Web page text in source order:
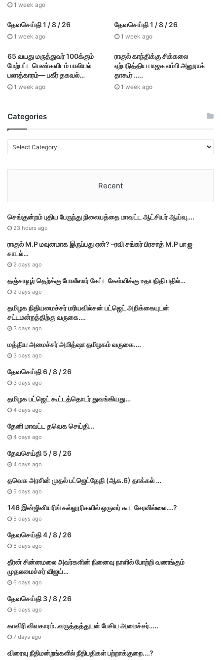
1 week ago
தேவசெய்தி 1 / 8 / 26
1 week ago
தேவசெய்தி 1 / 8 / 26
1 week ago
65 வயது மருத்துவர் 100க்கும்
மேற்பட்ட பெண்களிடம் பாலியல்
பலாத்காரம்— பகீர் தகவல்…
1 week ago
ராகுல் காந்திக்கு சிக்கலை
ஏற்படுத்திய பாஜக எம்பி அனுராக்
தாகூர் …..
1 week ago
Categories
a
i
e
Recent
செங்குன்றம் புதிய பேருந்து நிலையத்தை மாவட்ட ஆட்சியர் ஆய்வு….
23 hours ago
ராகுல் M.P மவுனமாக இருப்பது ஏன்? –ரவி சங்கர் பிரசாத் M.P பா ஜ
சாடல்…
2 days ago
தஞ்சாவூர் தெற்க்கு போலீஸார் கேட்ட கேள்விக்கு உதயநிதி பதில்…
2 days ago
தமி​ழ​க நிதியமைச்சர் மரியவில்சன் பட்ஜெட் அறிக்கையுடன்
சட்டமன்றத்திற்கு வருகை….
3 days ago
மத்திய அமைச்சர் அமித்ஷா தமிழகம் வருகை….
3 days ago
தேவசெய்தி 6 / 8 / 26
3 days ago
தமிழக பட்ஜெட் கூட்டத்தொடர் துவங்கியது…
4 days ago
தேனி மாவட்ட தவெக செய்தி…
4 days ago
தேவசெய்தி 5 / 8 / 26
4 days ago
தவெக அரசின் முதல் பட்​ஜெட்தேதி (ஆக.6) தாக்​கல் …
5 days ago
146 இன்ஜினியரிங் கல்லூரிகளில் ஒருவர் கூட சேரவில்லை….?
5 days ago
தேவசெய்தி 4 / 8 / 26
5 days ago
தீரன் சின்னமலை அவர்களின் நினைவு நாளில் போற்றி வணங்கும்
முதலமைச்சர் விஜய்…
6 days ago
தேவசெய்தி 3 / 8 / 26
6 days ago
காவிரி விவகாரம்..வருத்தத்துடன் பேசிய அமைச்சர்…..
7 days ago
விரைவு நீதிமன்றங்களில் நீதிபதிகள் பற்றாக்குறை….?